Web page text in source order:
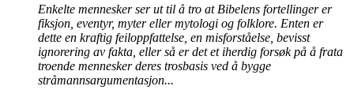
Enkelte mennesker ser ut til å tro at Bibelens fortellinger er
fiksjon, eventyr, myter eller mytologi og folklore. Enten er
dette en kraftig feiloppfattelse, en misforståelse, bevisst
ignorering av fakta, eller så er det et iherdig forsøk på å frata
troende mennesker deres trosbasis ved å bygge
stråmannsargumentasjon...